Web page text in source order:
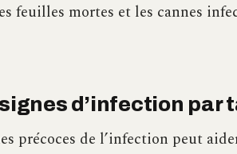
feuilles mortes et les cannes
d’infection par
précoces de l’infection peut